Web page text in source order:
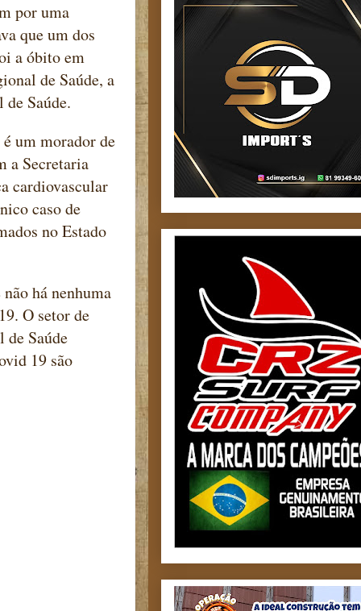
por uma
que um dos
a óbito em
de Saúde, a
Saúde.
um morador de
a Secretaria
cardiovascular
caso de
no Estado
há nenhuma
O setor de
Saúde
19 são